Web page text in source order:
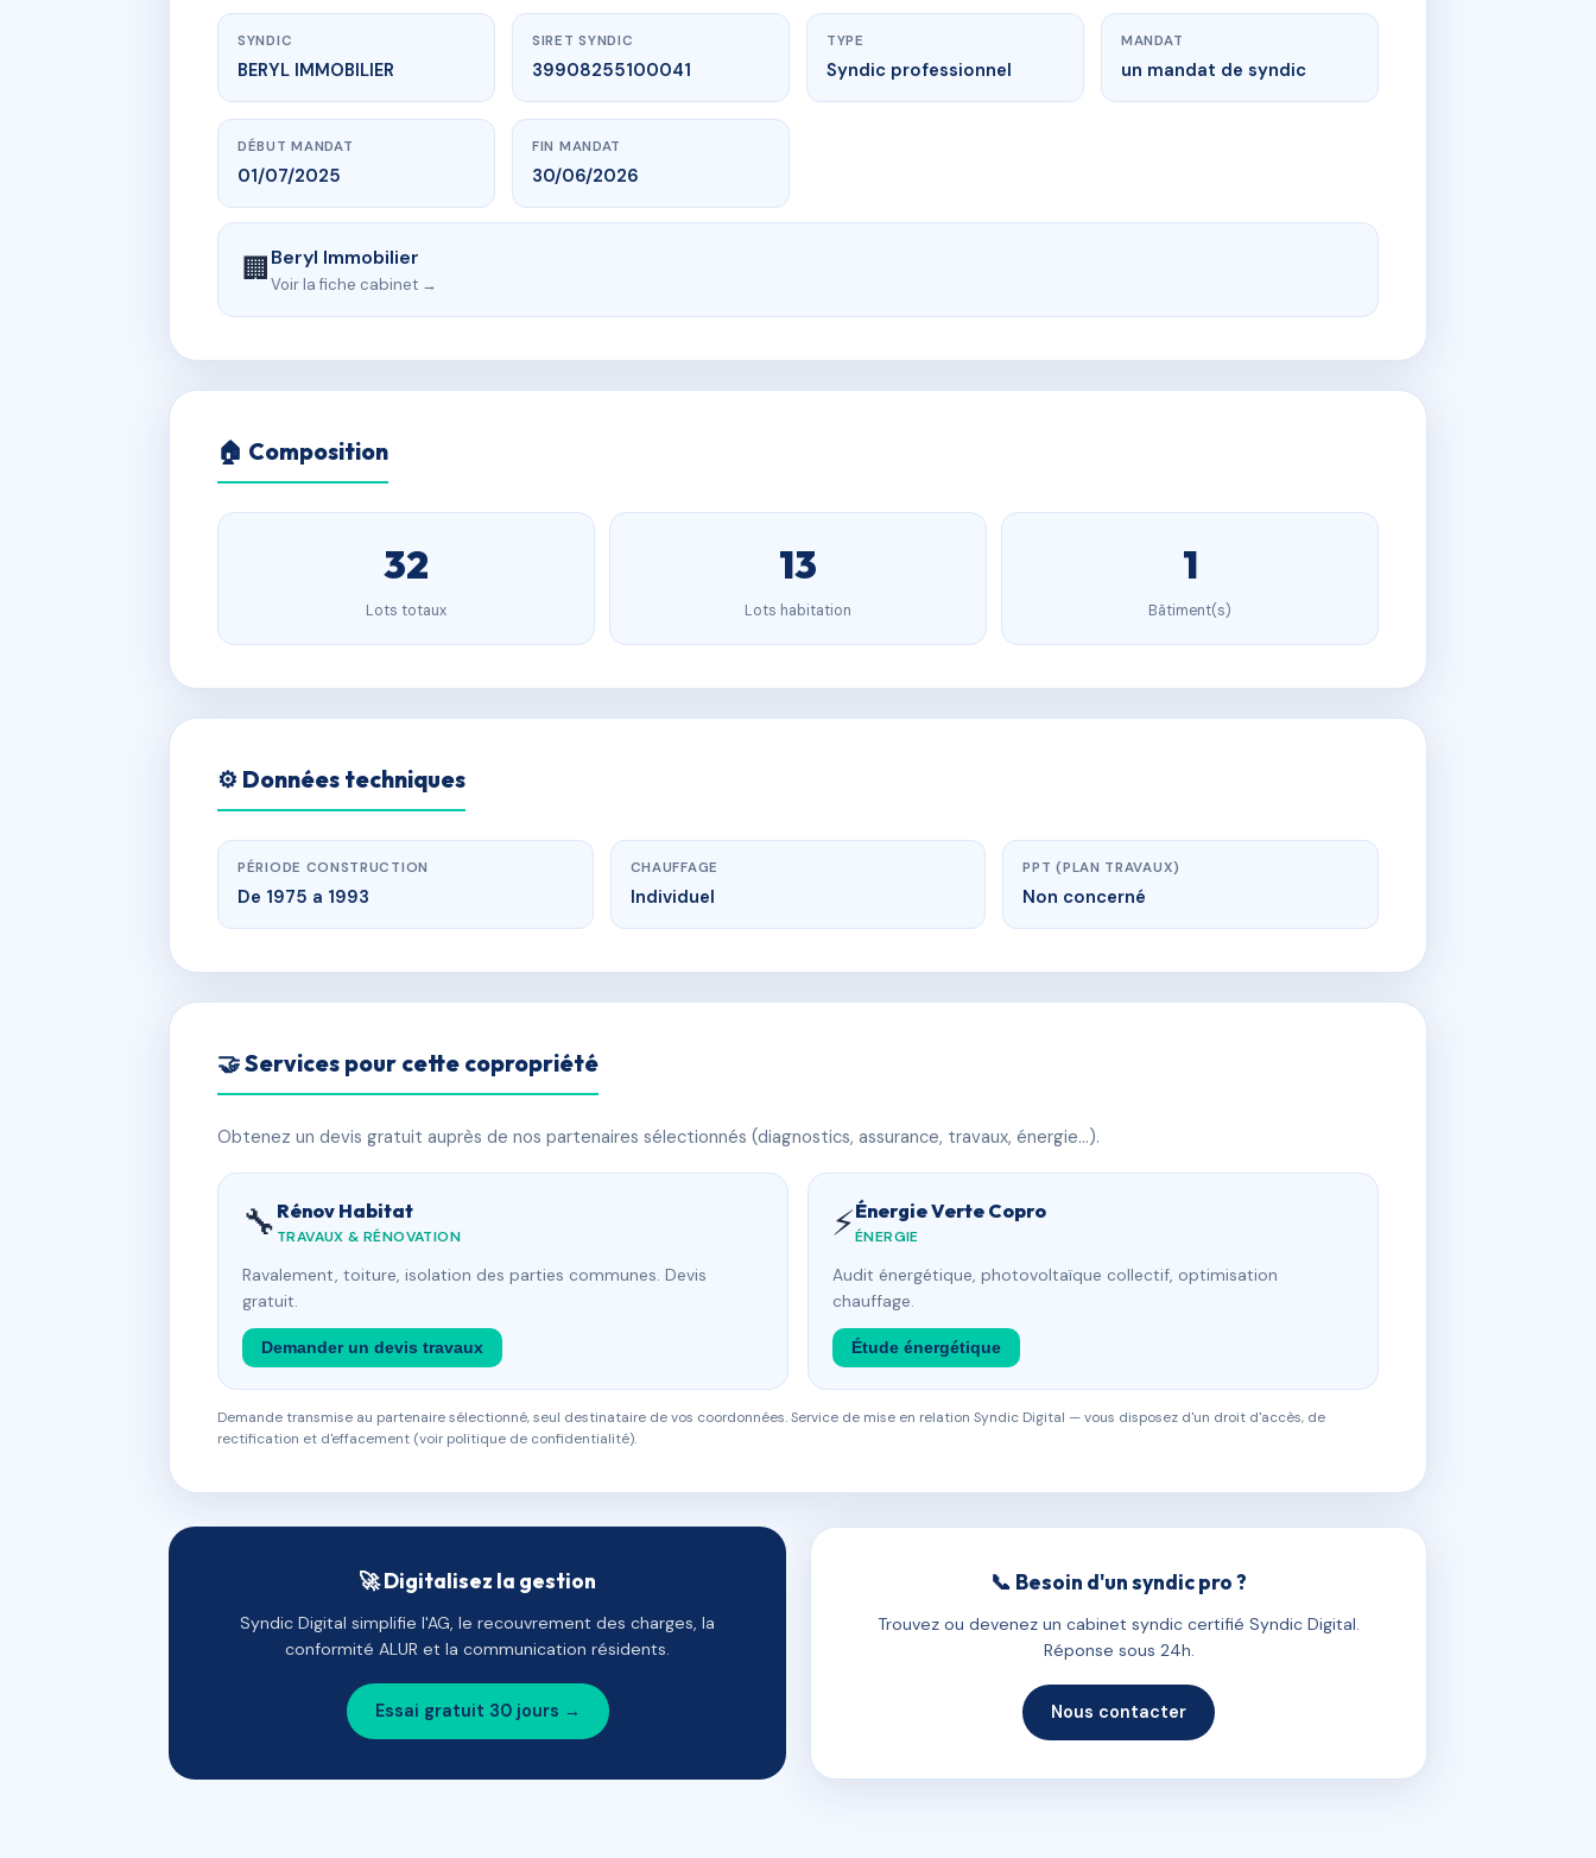
SYNDIC
BERYL IMMOBILIER
SIRET SYNDIC
39908255100041
TYPE
Syndic professionnel
MANDAT
un mandat de syndic
DÉBUT MANDAT
01/07/2025
FIN MANDAT
30/06/2026
🏢Beryl Immobilier
Voir la fiche cabinet →
🏠 Composition
32
Lots totaux
13
Lots habitation
1
Bâtiment(s)
⚙️ Données techniques
PÉRIODE CONSTRUCTION
De 1975 a 1993
CHAUFFAGE
Individuel
PPT (PLAN TRAVAUX)
Non concerné
🤝 Services pour cette copropriété
Obtenez un devis gratuit auprès de nos partenaires sélectionnés (diagnostics, assurance, travaux, énergie…).
🔧 Rénov Habitat
TRAVAUX & RÉNOVATION
Ravalement, toiture, isolation des parties communes. Devis
gratuit.
Demander un devis travaux
⚡Énergie Verte Copro
ÉNERGIE
Audit énergétique, photovoltaïque collectif, optimisation
chauffage.
Étude énergétique
Demande transmise au partenaire sélectionné, seul destinataire de vos coordonnées. Service de mise en relation Syndic Digital — vous disposez d'un droit d'accès, de
rectification et d'effacement (voir politique de confidentialité).
🚀 Digitalisez la gestion
Syndic Digital simplifie l'AG, le recouvrement des charges, la
conformité ALUR et la communication résidents.
Essai gratuit 30 jours →
📞 Besoin d'un syndic pro ?
Trouvez ou devenez un cabinet syndic certifié Syndic Digital.
Réponse sous 24h.
Nous contacter